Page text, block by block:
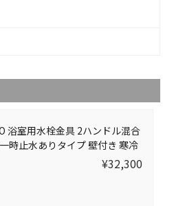
浴室用水栓金具 2ハンドル混合
時止水ありタイプ 壁付き 寒冷
¥32,300